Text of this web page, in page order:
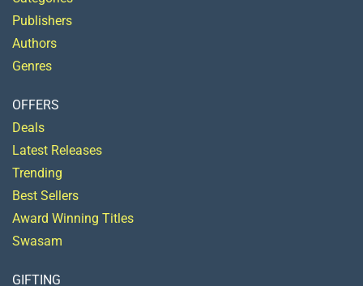
Publishers
Authors
Genres
OFFERS
Deals
Latest Releases
Trending
Best Sellers
Award Winning Titles
Swasam
GIFTING